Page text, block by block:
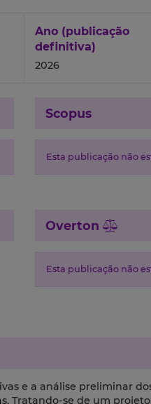
Ano (publicação
definitiva)
2026
Scopus
Esta publicação não
Overton
Esta publicação não
e a análise preliminar
Tratando-se de um